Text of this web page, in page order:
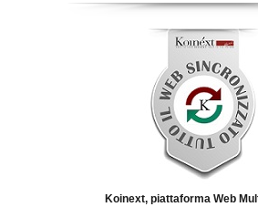
Koinext, piattaforma Web